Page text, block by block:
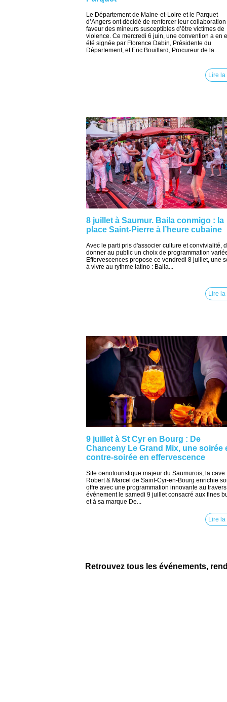
Le Département de Maine-et-Loire et le Parquet
d’Angers ont décidé de renforcer leur
faveur des mineurs susceptibles d’être victimes de
violence. Ce mercredi 6 juin, une convention a en
été signée par Florence Dabin, Présidente du
Département, et Eric Bouillard, Procureur de la...
Lire la
8 juillet à Saumur. Baila conmigo : la
place Saint-Pierre à l’heure cubaine
Avec le parti pris d'associer culture et convivialité,
donner au public un choix de programmation
Effervescences propose ce vendredi 8 juillet, une
à vivre au rythme latino : Baila...
Lire la
9 juillet à St Cyr en Bourg : De
Chanceny Le Grand Mix, une soirée
contre-soirée en effervescence
Site oenotouristique majeur du Saumurois, la cave
Robert & Marcel de Saint-Cyr-en-Bourg enrichie
offre avec une programmation innovante au travers
événement le samedi 9 juillet consacré aux fines
et à sa marque De...
Lire la
Retrouvez tous les événements,